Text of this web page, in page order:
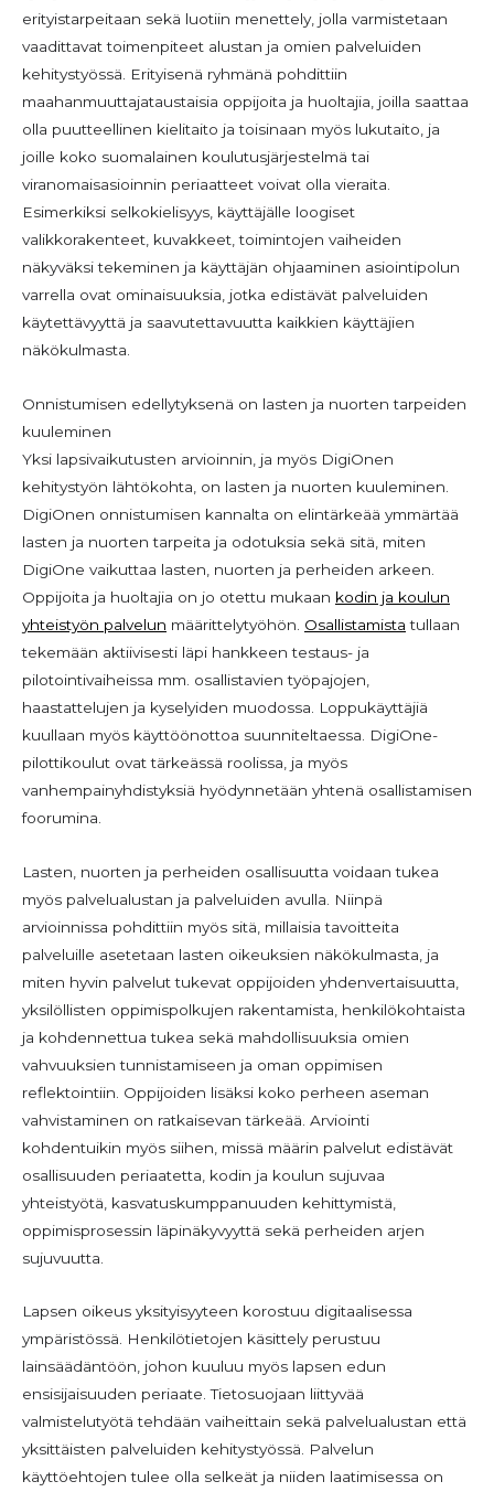
erityistarpeitaan sekä luotiin menettely, jolla varmistetaan
vaadittavat toimenpiteet alustan ja omien palveluiden
kehitystyössä. Erityisenä ryhmänä pohdittiin
maahanmuuttajataustaisia oppijoita ja huoltajia, joilla saattaa
olla puutteellinen kielitaito ja toisinaan myös lukutaito, ja
joille koko suomalainen koulutusjärjestelmä tai
viranomaisasioinnin periaatteet voivat olla vieraita.
Esimerkiksi selkokielisyys, käyttäjälle loogiset
valikkorakenteet, kuvakkeet, toimintojen vaiheiden
näkyväksi tekeminen ja käyttäjän ohjaaminen asiointipolun
varrella ovat ominaisuuksia, jotka edistävät palveluiden
käytettävyyttä ja saavutettavuutta kaikkien käyttäjien
näkökulmasta.
Onnistumisen edellytyksenä on lasten ja nuorten tarpeiden
kuuleminen
Yksi lapsivaikutusten arvioinnin, ja myös DigiOnen
kehitystyön lähtökohta, on lasten ja nuorten kuuleminen.
DigiOnen onnistumisen kannalta on elintärkeää ymmärtää
lasten ja nuorten tarpeita ja odotuksia sekä sitä, miten
DigiOne vaikuttaa lasten, nuorten ja perheiden arkeen.
Oppijoita ja huoltajia on jo otettu mukaan kodin ja koulun
yhteistyön palvelun määrittelytyöhön. Osallistamista tullaan
tekemään aktiivisesti läpi hankkeen testaus- ja
pilotointivaiheissa mm. osallistavien työpajojen,
haastattelujen ja kyselyiden muodossa. Loppukäyttäjiä
kuullaan myös käyttöönottoa suunniteltaessa. DigiOne-
pilottikoulut ovat tärkeässä roolissa, ja myös
vanhempainyhdistyksiä hyödynnetään yhtenä osallistamisen
foorumina.
Lasten, nuorten ja perheiden osallisuutta voidaan tukea
myös palvelualustan ja palveluiden avulla. Niinpä
arvioinnissa pohdittiin myös sitä, millaisia tavoitteita
palveluille asetetaan lasten oikeuksien näkökulmasta, ja
miten hyvin palvelut tukevat oppijoiden yhdenvertaisuutta,
yksilöllisten oppimispolkujen rakentamista, henkilökohtaista
ja kohdennettua tukea sekä mahdollisuuksia omien
vahvuuksien tunnistamiseen ja oman oppimisen
reflektointiin. Oppijoiden lisäksi koko perheen aseman
vahvistaminen on ratkaisevan tärkeää. Arviointi
kohdentuikin myös siihen, missä määrin palvelut edistävät
osallisuuden periaatetta, kodin ja koulun sujuvaa
yhteistyötä, kasvatuskumppanuuden kehittymistä,
oppimisprosessin läpinäkyvyyttä sekä perheiden arjen
sujuvuutta.
Lapsen oikeus yksityisyyteen korostuu digitaalisessa
ympäristössä. Henkilötietojen käsittely perustuu
lainsäädäntöön, johon kuuluu myös lapsen edun
ensisijaisuuden periaate. Tietosuojaan liittyvää
valmistelutyötä tehdään vaiheittain sekä palvelualustan että
yksittäisten palveluiden kehitystyössä. Palvelun
käyttöehtojen tulee olla selkeät ja niiden laatimisessa on